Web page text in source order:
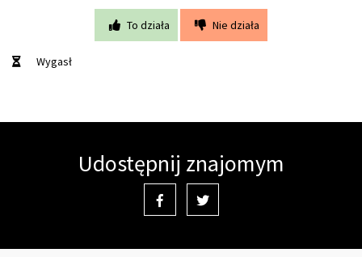
To działa Nie działa
Wygasł
Udostępnij znajomym